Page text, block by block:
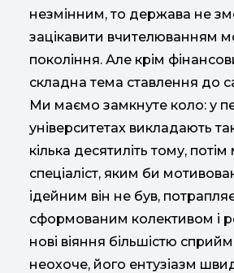
незмінним, то держава не
зацікавити вчителюванням
покоління. Але крім
складна тема ставлення до
Ми маємо замкнуте коло: у
університетах викладають
кілька десятиліть тому,
спеціаліст, яким би
ідейним він не був,
сформованим колективом і
нові віяння більшістю
неохоче, його ентузіазм